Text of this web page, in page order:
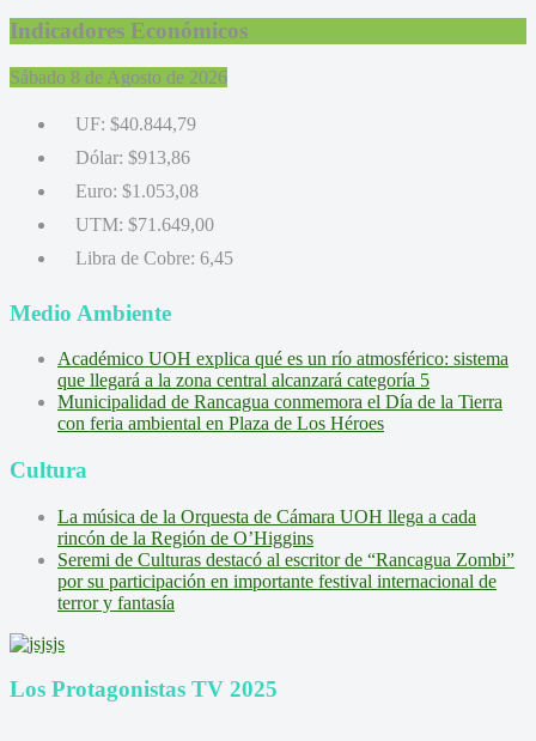
Indicadores Económicos
Sábado 8 de Agosto de 2026
UF: $40.844,79
Dólar: $913,86
Euro: $1.053,08
UTM: $71.649,00
Libra de Cobre: 6,45
Medio Ambiente
Académico UOH explica qué es un río atmosférico: sistema
que llegará a la zona central alcanzará categoría 5
Municipalidad de Rancagua conmemora el Día de la Tierra
con feria ambiental en Plaza de Los Héroes
Cultura
La música de la Orquesta de Cámara UOH llega a cada
rincón de la Región de O’Higgins
Seremi de Culturas destacó al escritor de “Rancagua Zombi”
por su participación en importante festival internacional de
terror y fantasía
Los Protagonistas TV 2025